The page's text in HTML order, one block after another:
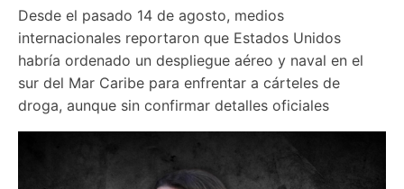
Desde el pasado 14 de agosto, medios
internacionales reportaron que Estados Unidos
habría ordenado un despliegue aéreo y naval en el
sur del Mar Caribe para enfrentar a cárteles de
droga, aunque sin confirmar detalles oficiales